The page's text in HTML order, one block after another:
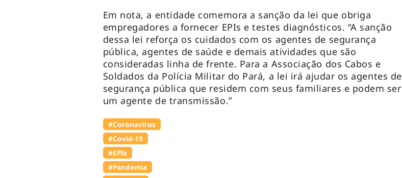
Em nota, a entidade comemora a sanção da lei que obriga
empregadores a fornecer EPIs e testes diagnósticos. “A sanção
dessa lei reforça os cuidados com os agentes de segurança
pública, agentes de saúde e demais atividades que são
consideradas linha de frente. Para a Associação dos Cabos e
Soldados da Polícia Militar do Pará, a lei irá ajudar os agentes de
segurança pública que residem com seus familiares e podem ser
um agente de transmissão.”
#Coronavírus
#Covid-19
#EPIs
#Pandemia